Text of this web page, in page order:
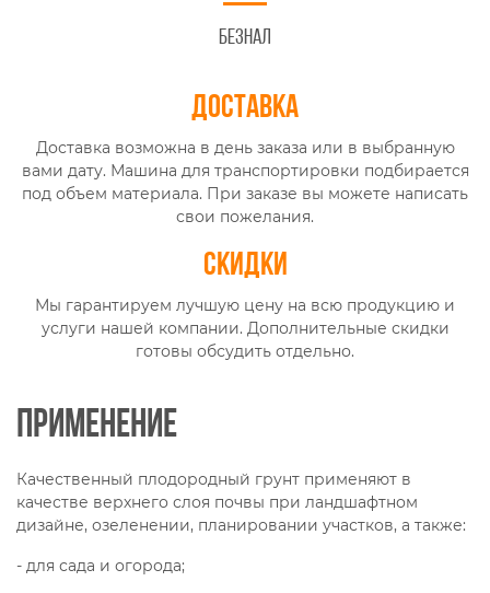
Безнал
Доставка
Доставка возможна в день заказа или в выбранную
вами дату. Машина для транспортировки подбирается
под объем материала. При заказе вы можете написать
свои пожелания.
Скидки
Мы гарантируем лучшую цену на всю продукцию и
услуги нашей компании. Дополнительные скидки
готовы обсудить отдельно.
Применение
Качественный плодородный грунт применяют в
качестве верхнего слоя почвы при ландшафтном
дизайне, озеленении, планировании участков, а также:
- для сада и огорода;